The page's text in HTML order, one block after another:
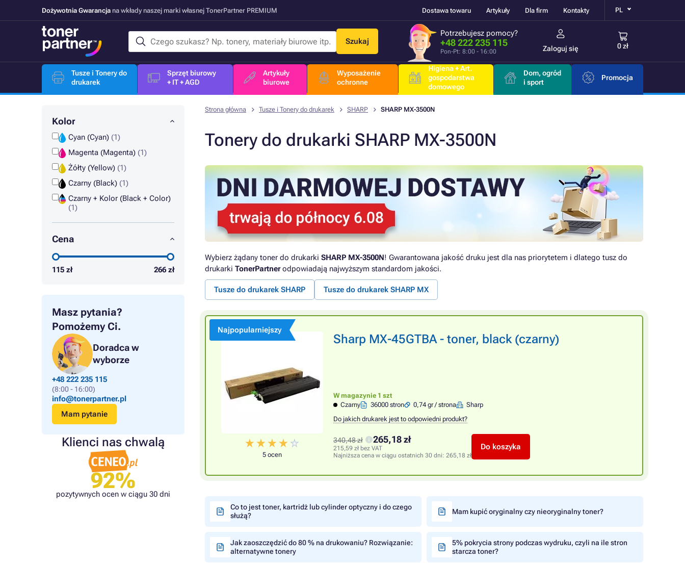
Dożywotnia Gwarancja na wkłady naszej marki własnej TonerPartner PREMIUM Dostawa towaru Artykuły Dla firm Kontakty PL
Szukaj
Potrzebujesz pomocy?
+48 222 235 115
Pon-Pt: 8:00 - 16:00 Zaloguj się 0 zł
Tusze i Tonery do
drukarek
Sprzęt biurowy
+ IT + AGD
Artykuły
biurowe
Wyposażenie
ochronne
Higiena + Art.
gospodarstwa
domowego
Dom, ogród
i sport
Promocja
Kolor
Cyan (Cyan) (1)
Magenta (Magenta) (1)
Żółty (Yellow) (1)
Czarny (Black) (1)
Czarny + Kolor (Black + Color)
(1)
Cena
115 zł 266zł
Masz pytania?
Pomożemy Ci.
Doradca w
wyborze
+48 222 235 115
(8:00 - 16:00)
info@tonerpartner.pl
Mam pytanie
Klienci nas chwalą
92%
pozytywnych ocen w ciągu 30 dni
Strona główna Tusze i Tonery do drukarek SHARP SHARP MX-3500N
Tonery do drukarki SHARP MX-3500N
Wybierz żądany toner do drukarki SHARP MX-3500N! Gwarantowana jakość druku jest dla nas priorytetem i dlatego tusz do
drukarki TonerPartnerodpowiadają najwyższym standardom jakości.
Tusze do drukarek SHARP Tusze do drukarek SHARP MX
Najpopularniejszy
5 ocen
Sharp MX-45GTBA - toner, black (czarny)
W magazynie 1 szt
Czarny
36000 stron 0,74 gr / strona
Sharp
Do jakich drukarek jest to odpowiedni produkt?
340,48 zł 265,18 zł
215,59 zł bez VAT
Najniższa cena w ciągu ostatnich 30 dni: 265,18 zł
Do koszyka
Co to jest toner, kartridż lub cylinder optyczny i do czego
służą?
Mam kupić oryginalny czy nieoryginalny toner?
Jak zaoszczędzić do 80 % na drukowaniu? Rozwiązanie:
alternatywne tonery
5% pokrycia strony podczas wydruku, czyli na ile stron
starcza toner?